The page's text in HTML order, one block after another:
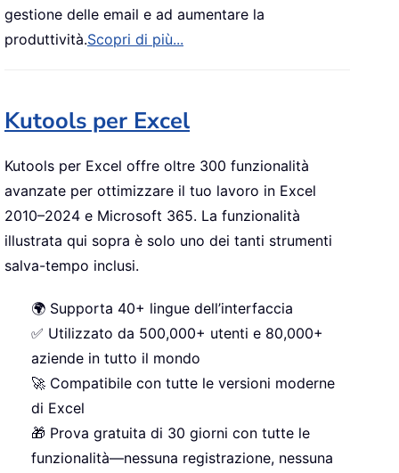
gestione delle email e ad aumentare la
produttività.Scopri di più...
Kutools per Excel
Kutools per Excel offre oltre 300 funzionalità
avanzate per ottimizzare il tuo lavoro in Excel
2010–2024 e Microsoft 365. La funzionalità
illustrata qui sopra è solo uno dei tanti strumenti
salva-tempo inclusi.
🌍 Supporta 40+ lingue dell’interfaccia
✅ Utilizzato da 500,000+ utenti e 80,000+
aziende in tutto il mondo
🚀 Compatibile con tutte le versioni moderne
di Excel
🎁 Prova gratuita di 30 giorni con tutte le
funzionalità—nessuna registrazione, nessuna